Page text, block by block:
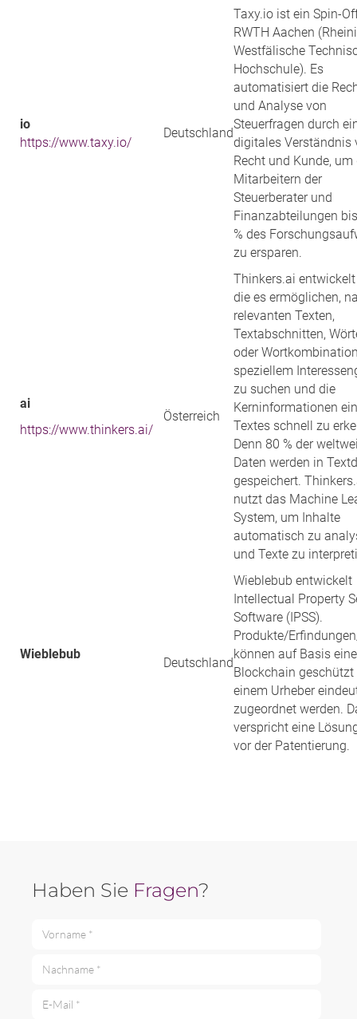
io
https://www.taxy.io/
Deutschland
Taxy.io ist ein Spin-
RWTH Aachen
Westfälische
Hochschule). Es
automatisiert die
und Analyse von
Steuerfragen durch
digitales Verständnis
Recht und Kunde, um
Mitarbeitern der
Steuerberater und
Finanzabteilungen
% des
zu ersparen.
ai
https://www.thinkers.ai/
Österreich
Thinkers.ai
die es ermöglichen,
relevanten Texten,
Textabschnitten,
oder
speziellem
zu suchen und die
Kerninformationen
Textes schnell zu
Denn 80 % der
Daten werden in
gespeichert.
nutzt das Machine
System, um Inhalte
automatisch zu
und Texte zu
Wieblebub
Deutschland
Wieblebub entwickelt
Intellectual Property
Software (IPSS).
Produkte/
können auf Basis
Blockchain geschützt
einem Urheber
zugeordnet werden.
verspricht eine
vor der Patentierung.
Haben Sie Fragen?